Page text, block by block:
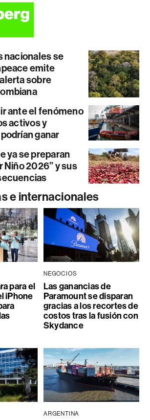
nacionales se
emite
sobre
ante el fenómeno
activos y
ganar
ya se preparan
Niño 2026” y sus
e internacionales
para el
iPhone
NEGOCIOS
Las ganancias de
Paramount se disparan
gracias a los recortes de
costos tras la fusión con
Skydance
ARGENTINA